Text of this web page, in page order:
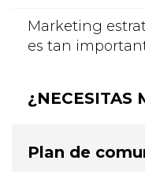
Marketing
es tan
¿NECESITAS
Plan de